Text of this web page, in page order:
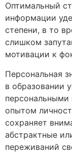
Оптимальный
информации
степени, в то
слишком
мотивации к
Персональная
в образовании
опытом
сохраняет
абстрактные
переживаний